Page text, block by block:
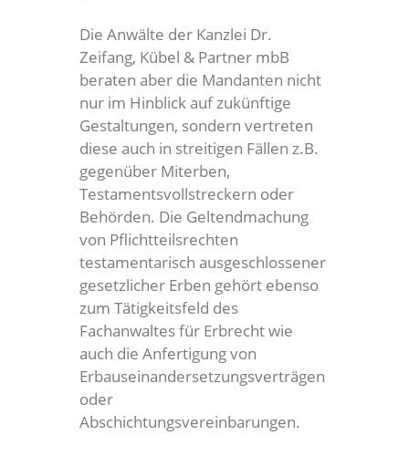
Die Anwälte der Kanzlei Dr.
Zeifang, Kübel & Partner mbB
beraten aber die Mandanten nicht
nur im Hinblick auf zukünftige
Gestaltungen, sondern vertreten
diese auch in streitigen Fällen z.B.
gegenüber Miterben,
Testamentsvollstreckern oder
Behörden. Die Geltendmachung
von Pflichtteilsrechten
testamentarisch ausgeschlossener
gesetzlicher Erben gehört ebenso
zum Tätigkeitsfeld des
Fachanwaltes für Erbrecht wie
auch die Anfertigung von
Erbauseinandersetzungsverträgen
oder
Abschichtungsvereinbarungen.